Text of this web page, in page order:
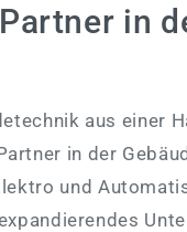
in
aus einer
in der
und